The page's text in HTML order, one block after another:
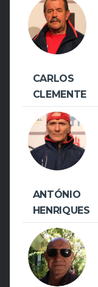
CARLOS
CLEMENTE
ANTÓNIO
HENRIQUES